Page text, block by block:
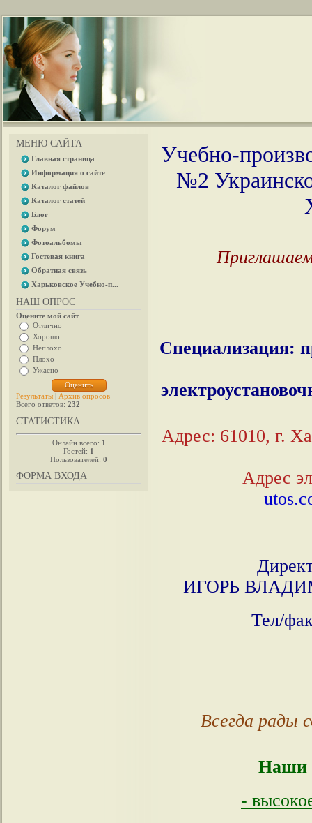
МЕНЮ САЙТА
Главная страница
Информация о сайте
Каталог файлов
Каталог статей
Блог
Форум
Фотоальбомы
Гостевая книга
Обратная связь
Харьковское Учебно-п...
НАШ ОПРОС
Оцените мой сайт
Отлично
Хорошо
Неплохо
Плохо
Ужасно
Результаты | Архив опросов
Всего ответов: 232
СТАТИСТИКА
Онлайн всего: 1
Гостей: 1
Пользователей: 0
ФОРМА ВХОДА
Учебно-
№2
Специализация:
Адрес: 61010, г.
Адрес
ИГОРЬ
Тел/
Всегда рады
Наши
-